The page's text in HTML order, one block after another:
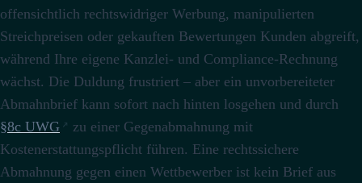
offensichtlich rechtswidriger Werbung, manipulierten
Streichpreisen oder gekauften Bewertungen Kunden abgreift,
während Ihre eigene Kanzlei- und Compliance-Rechnung
wächst. Die Duldung frustriert – aber ein unvorbereiteter
Abmahnbrief kann sofort nach hinten losgehen und durch
§8c UWG
zu einer Gegenabmahnung mit
Kostenerstattungspflicht führen. Eine rechtssichere
Abmahnung gegen einen Wettbewerber ist kein Brief aus